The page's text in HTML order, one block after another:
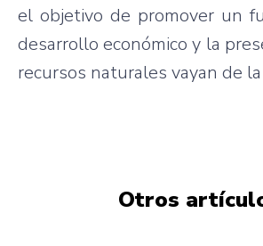
el objetivo de promover un
desarrollo económico y la
recursos naturales vayan de
Otros